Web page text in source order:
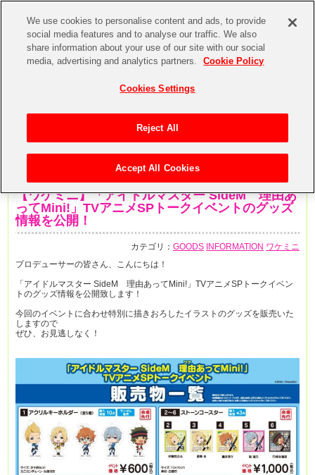
【ワケミニ】「アイドルマスター SideM 理由あ
ってMini!」TVアニメSPトークイベントのグッズ
情報を公開！
カテゴリ：GOODS INFORMATION ワケミニ
プロデューサーの皆さん、こんにちは！
「アイドルマスター SideM 理由あってMini!」TVアニメSPトークイベン
トのグッズ情報を公開致します！
今回のイベントに合わせ特別に描きおろしたイラストのグッズを販売いた
しますので
ぜひ、お見逃しなく！
We use cookies to personalise content and ads, to provide
social media features and to analyse our traffic. We also
share information about your use of our site with our social
media, advertising and analytics partners.
Cookie Policy
Cookies Settings
Reject All
Accept All Cookies